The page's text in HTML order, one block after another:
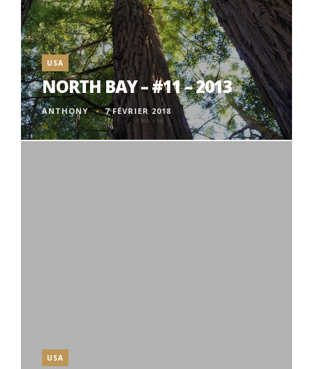
USA
NORTH BAY – #11 – 2013
ANTHONY 7 FÉVRIER 2018
USA